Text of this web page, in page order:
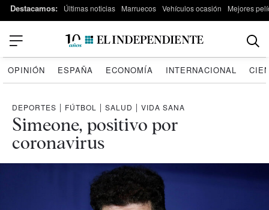
Destacamos: Últimas noticias Marruecos Vehículos ocasión Mejores
OPINIÓN ESPAÑA ECONOMÍA INTERNACIONAL
DEPORTES | FÚTBOL | SALUD | VIDA SANA
Simeone, positivo por
coronavirus